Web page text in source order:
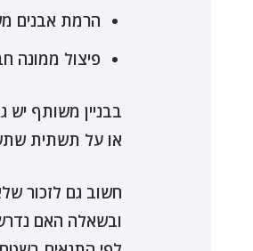
הרמת אבנים
פיצול ממונה
בבניין משותף
או על תשתית
חשוב גם לזכור
ובשאלה האם